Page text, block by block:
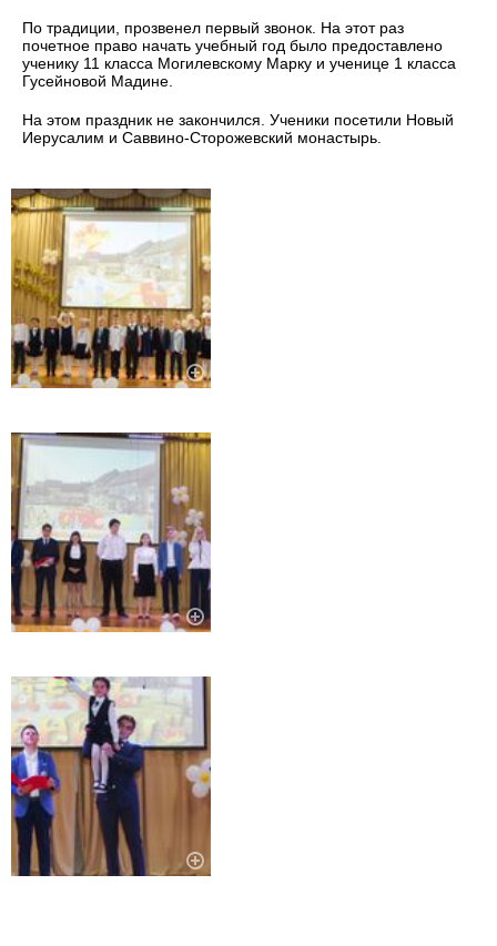
По традиции, прозвенел первый звонок. На этот раз
почетное право начать учебный год было предоставлено
ученику 11 класса Могилевскому Марку и ученице 1 класса
Гусейновой Мадине.
На этом праздник не закончился. Ученики посетили Новый
Иерусалим и Саввино-Сторожевский монастырь.